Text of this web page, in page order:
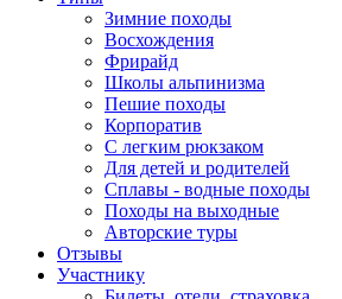
Зимние походы
Восхождения
Фрирайд
Школы альпинизма
Пешие походы
Корпоратив
С легким рюкзаком
Для детей и родителей
Сплавы - водные походы
Походы на выходные
Авторские туры
Отзывы
Участнику